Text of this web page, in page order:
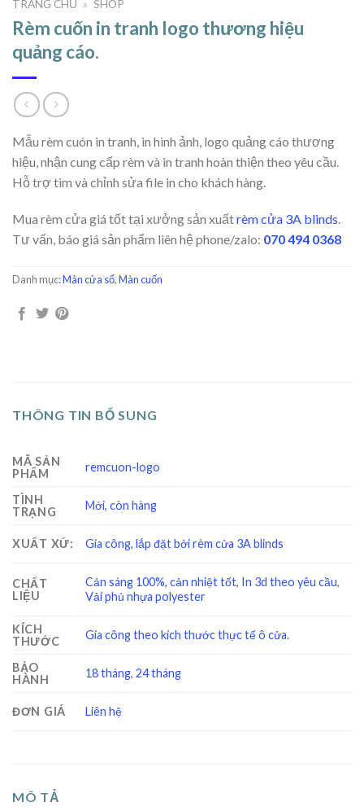
TRANG CHỦ » SHOP
Rèm cuốn in tranh logo thương hiệu
quảng cáo.
Mẫu rèm cuón in tranh, in hình ảnh, logo quảng cáo thương
hiệu, nhận cung cấp rèm và in tranh hoàn thiện theo yêu cầu.
Hỗ trợ tìm và chỉnh sửa file in cho khách hàng.
Mua rèm cửa giá tốt tại xưởng sản xuấtrèm cửa 3A blinds.
Tư vấn, báo giá sản phẩm liên hệ phone/zalo: 070 494 0368
Danh mục:Màn cửa sổ,Màn cuốn
THÔNG TIN BỔ SUNG
MÃ SẢN
PHẨM
remcuon-logo
TÌNH
TRẠNG
Mới, còn hàng
XUẤT XỨ: Gia công, lắp đặt bởi rèm cửa 3A blinds
CHẤT
LIỆU
Cản sáng 100%, cản nhiệt tốt, In 3d theo yêu cầu,
Vải phủ nhựa polyester
KÍCH
THƯỚC
Gia công theo kích thước thực tế ô cửa.
BẢO
HÀNH
18 tháng,24 tháng
ĐƠN GIÁ Liên hệ
MÔ TẢ